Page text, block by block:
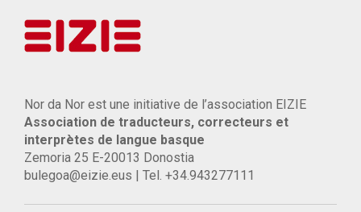
Nor da Nor est une initiative de l’association EIZIE
Association de traducteurs, correcteurs et
interprètes de langue basque
Zemoria 25 E-20013 Donostia
bulegoa@eizie.eus | Tel. +34.943277111